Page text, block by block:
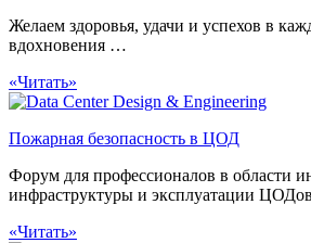
Желаем здоровья, удачи и успехов в
вдохновения …
«Читать»
Пожарная безопасность в ЦОД
Форум для профессионалов в области
инфраструктуры и эксплуатации
«Читать»